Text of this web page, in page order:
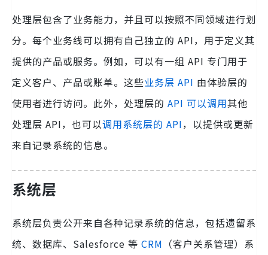
处理层包含了业务能力，并且可以按照不同领域进行划
分。每个业务线可以拥有自己独立的 API，用于定义其
提供的产品或服务。例如，可以有一组 API 专门用于
定义客户、产品或账单。这些业务层 API 由体验层的
使用者进行访问。此外，处理层的 API 可以调用其他
处理层 API，也可以调用系统层的 API，以提供或更新
来自记录系统的信息。
系统层
系统层负责公开来自各种记录系统的信息，包括遗留系
统、数据库、Salesforce 等 CRM （客户关系管理）系